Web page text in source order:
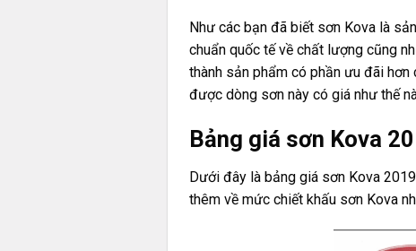
Như các bạn đã biết sơn Kova là
chuẩn quốc tế về chất lượng cũng
thành sản phẩm có phần ưu đãi
được dòng sơn này có giá như thế
Bảng giá sơn Kova
Dưới đây là bảng giá sơn Kova
thêm về mức chiết khấu sơn Kova